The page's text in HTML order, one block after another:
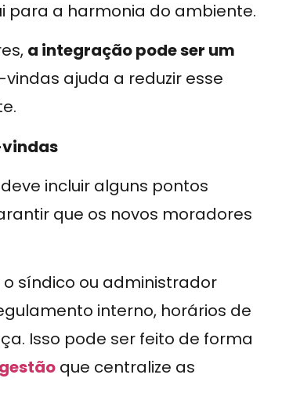
para a harmonia do ambiente.
a integração pode ser um
ajuda a reduzir esse
incluir alguns pontos
que os novos moradores
o síndico ou administrador
interno, horários de
Isso pode ser feito de forma
que centralize as